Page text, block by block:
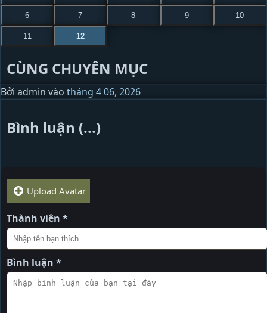
6 7 8 9 10
11 12
CÙNG CHUYÊN MỤC
Bởi admin vào tháng 4 06, 2026
Bình luận (...)
Upload Avatar
Thành viên *
Bình luận *